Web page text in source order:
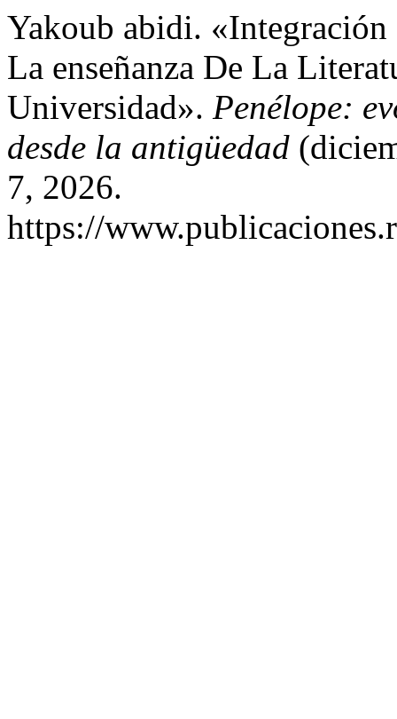
Yakoub abidi.
La enseñanza De La
Universidad». Penélope:
desde la antigüedad
7, 2026.
https://